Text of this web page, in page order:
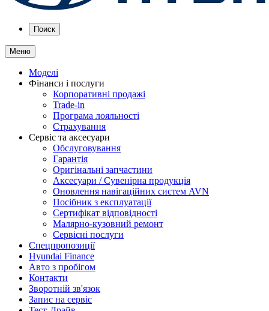
Поиск
Меню
Моделі
Фінанси і послуги
Корпоративні продажі
Trade-in
Програма лояльності
Страхування
Сервіс та аксесуари
Обслуговування
Гарантія
Оригінальні запчастини
Аксесуари / Сувенірна продукція
Оновлення навігаційних систем AVN
Посібник з експлуатації
Сертифікат відповідності
Малярно-кузовний ремонт
Сервісні послуги
Спецпропозиції
Hyundai Finance
Авто з пробігом
Контакти
Зворотній зв'язок
Запис на сервіс